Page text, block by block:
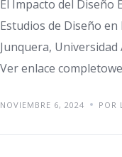
El Impacto del Diseño
Estudios de Diseño
Junquera,
Ver enlace
NOVIEMBRE 6, 2024 POR